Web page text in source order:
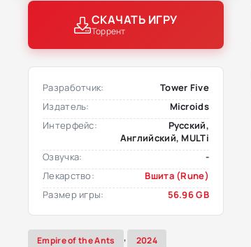
СКАЧАТЬ ИГРУ
Торрент
Разработчик:
Tower Five
Издатель:
Microids
Интерфейс:
Русский,
Английский, MULTi
Озвучка:
-
Лекарство:
Вшита (Rune)
Размер игры:
56.96 GB
Empire of the Ants , 2024